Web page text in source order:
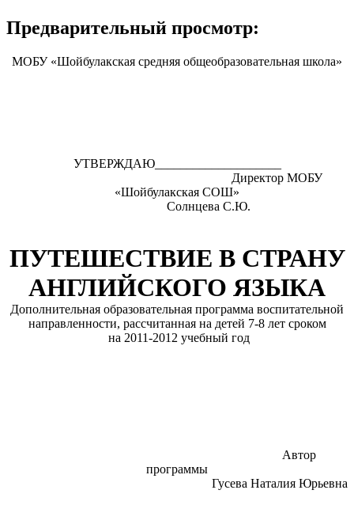
Предварительный просмотр:
МОБУ «Шойбулакская средняя общеобразовательная школа»
УТВЕРЖДАЮ____________________
Директор МОБУ
«Шойбулакская СОШ»
Солнцева С.Ю.
ПУТЕШЕСТВИЕ В СТРАНУ
АНГЛИЙСКОГО ЯЗЫКА
Дополнительная образовательная программа воспитательной
направленности, рассчитанная на детей 7-8 лет сроком
на 2011-2012 учебный год
Автор
программы
Гусева Наталия Юрьевна